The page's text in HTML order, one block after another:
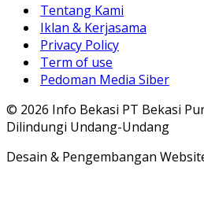
Tentang Kami
Iklan & Kerjasama
Privacy Policy
Term of use
Pedoman Media Siber
© 2026 Info Bekasi PT Bekasi
Dilindungi Undang-Undang
Desain & Pengembangan